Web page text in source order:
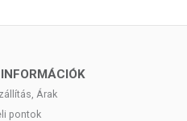
Árak
pontok